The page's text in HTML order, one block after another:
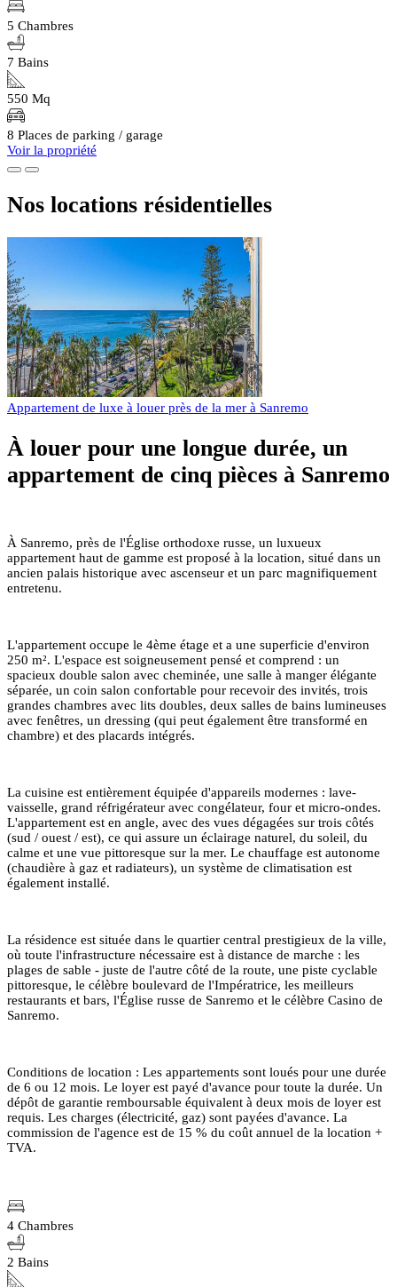
5 Chambres
7 Bains
550 Mq
8 Places de parking / garage
Voir la propriété
Nos locations résidentielles
Appartement de luxe à louer près de la mer à Sanremo
À louer pour une longue durée, un
appartement de cinq pièces à Sanremo
À Sanremo, près de l'Église orthodoxe russe, un luxueux
appartement haut de gamme est proposé à la location, situé dans un
ancien palais historique avec ascenseur et un parc magnifiquement
entretenu.
L'appartement occupe le 4ème étage et a une superficie d'environ
250 m². L'espace est soigneusement pensé et comprend : un
spacieux double salon avec cheminée, une salle à manger élégante
séparée, un coin salon confortable pour recevoir des invités, trois
grandes chambres avec lits doubles, deux salles de bains lumineuses
avec fenêtres, un dressing (qui peut également être transformé en
chambre) et des placards intégrés.
La cuisine est entièrement équipée d'appareils modernes : lave-
vaisselle, grand réfrigérateur avec congélateur, four et micro-ondes.
L'appartement est en angle, avec des vues dégagées sur trois côtés
(sud / ouest / est), ce qui assure un éclairage naturel, du soleil, du
calme et une vue pittoresque sur la mer. Le chauffage est autonome
(chaudière à gaz et radiateurs), un système de climatisation est
également installé.
La résidence est située dans le quartier central prestigieux de la ville,
où toute l'infrastructure nécessaire est à distance de marche : les
plages de sable - juste de l'autre côté de la route, une piste cyclable
pittoresque, le célèbre boulevard de l'Impératrice, les meilleurs
restaurants et bars, l'Église russe de Sanremo et le célèbre Casino de
Sanremo.
Conditions de location : Les appartements sont loués pour une durée
de 6 ou 12 mois. Le loyer est payé d'avance pour toute la durée. Un
dépôt de garantie remboursable équivalent à deux mois de loyer est
requis. Les charges (électricité, gaz) sont payées d'avance. La
commission de l'agence est de 15 % du coût annuel de la location +
TVA.
4 Chambres
2 Bains